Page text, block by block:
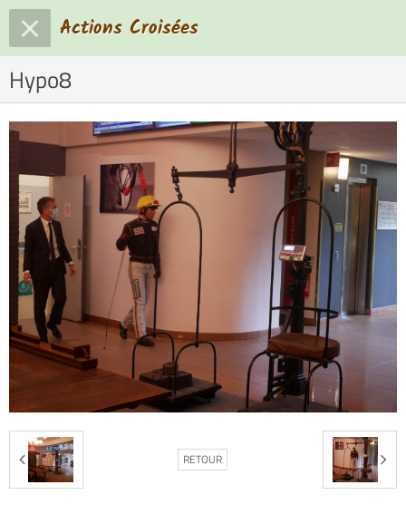
Actions Croisées
Hypo8
RETOUR